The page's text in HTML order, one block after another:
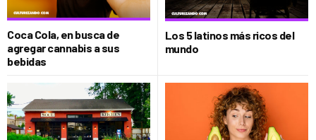
Coca Cola, en busca de
agregar cannabis a sus
bebidas
Los 5 latinos más ricos del
mundo